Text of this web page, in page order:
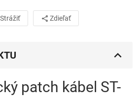
Strážiť Zdieľať
patch kábel ST-